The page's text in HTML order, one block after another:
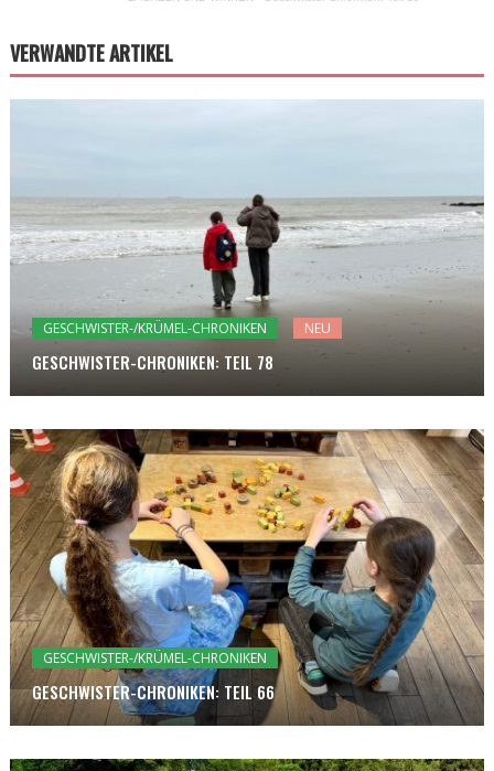
VERWANDTE ARTIKEL
GESCHWISTER-/KRÜMEL-CHRONIKEN NEU
GESCHWISTER-CHRONIKEN: TEIL 78
GESCHWISTER-/KRÜMEL-CHRONIKEN
GESCHWISTER-CHRONIKEN: TEIL 66